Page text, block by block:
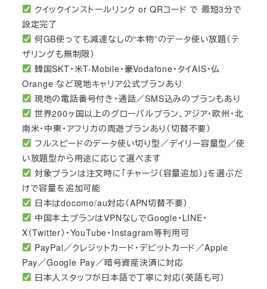
クイックインストールリンク or QRコード で 最短3分で
設定完了
何GB使っても減速なしの“本物”のデータ使い放題（テ
ザリングも無制限）
韓国SKT・米T-Mobile・豪Vodafone・タイAIS・仏
Orange など現地キャリア公式プランあり
現地の電話番号付き・通話／SMS込みのプランもあり
世界200ヶ国以上のグローバルプラン、アジア・欧州・北
南米・中東・アフリカの周遊プランあり（切替不要）
フルスピードのデータ使い切り型／デイリー容量型／使
い放題型から用途に応じて選べます
対象プランは注文時に「チャージ（容量追加）」を選ぶだ
けで容量を追加可能
日本はdocomo/au対応（APN切替不要）
中国本土プランはVPNなしでGoogle・LINE・
X（Twitter）・YouTube・Instagram等利用可
PayPal／クレジットカード・デビットカード／Apple
Pay／Google Pay／暗号資産決済に対応
日本人スタッフが日本語で丁寧に対応（英語も可）